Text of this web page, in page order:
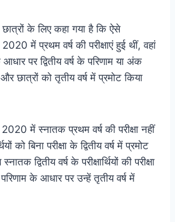
छात्रों के लिए कहा गया है कि ऐसे
2020 में प्रथम वर्ष की परीक्षाएं हुई थीं, वहां
पर द्वितीय वर्ष के परिणाम या अंक
छात्रों को तृतीय वर्ष में प्रमोट किया
2020 में स्नातक प्रथम वर्ष की परीक्षा नहीं
को बिना परीक्षा के द्वितीय वर्ष में प्रमोट
द्वितीय वर्ष के परीक्षार्थियों की परीक्षा
परिणाम के आधार पर उन्हें तृतीय वर्ष में